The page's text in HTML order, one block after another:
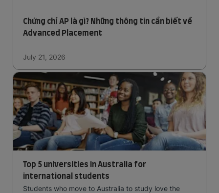
Chứng chỉ AP là gì? Những thông tin cần biết về
Advanced Placement
July 21, 2026
Top 5 universities in Australia for
international students
Students who move to Australia to study love the